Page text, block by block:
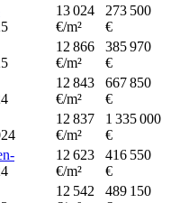
13 024
€/m²
273 500
€
12 866
€/m²
385 970
€
12 843
€/m²
667 850
€
12 837
€/m²
1 335 000
€
12 623
€/m²
416 550
€
12 542
489 150